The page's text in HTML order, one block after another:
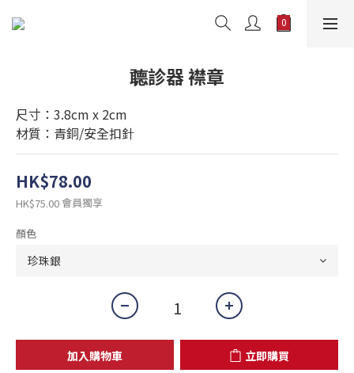
聼診器 襟章
尺寸：3.8cm x 2cm
材質：青銅/安全扣針
HK$78.00
HK$75.00會員獨享
顏色
加入購物車 立即購買